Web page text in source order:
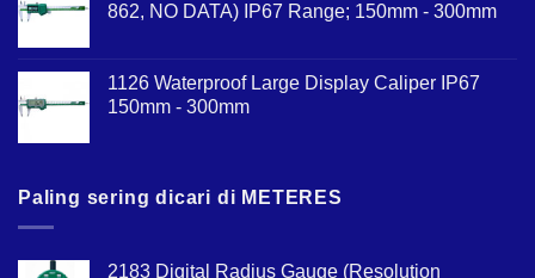
862, NO DATA) IP67 Range; 150mm - 300mm
1126 Waterproof Large Display Caliper IP67
150mm - 300mm
Paling sering dicari di METERES
2183 Digital Radius Gauge (Resolution